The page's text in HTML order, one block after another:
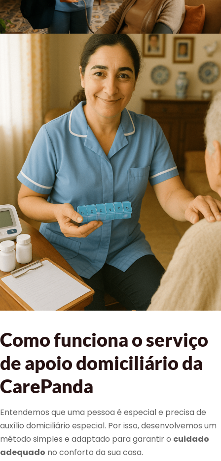
Como funciona o serviço
de apoio domiciliário da
CarePanda
Entendemos que uma pessoa é especial e precisa de
auxílio domiciliário especial. Por isso, desenvolvemos um
método simples e adaptado para garantir o cuidado
adequado no conforto da sua casa.